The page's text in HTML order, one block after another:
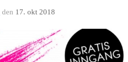
den 17. okt 2018